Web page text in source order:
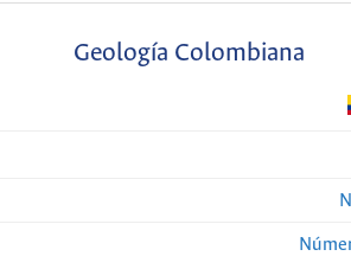
Geología Colombiana